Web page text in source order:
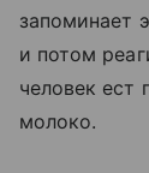
запоминает
и потом
человек ест
молоко.